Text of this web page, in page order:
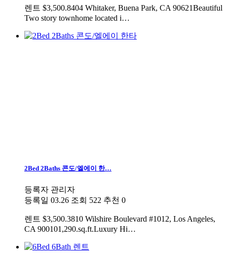
렌트 $3,500.8404 Whitaker, Buena Park, CA 90621Beautiful
Two story townhome located i…
2Bed 2Baths 콘도/엘에이 한…
등록자 관리자
등록일 03.26 조회 522 추천 0
렌트 $3,500.3810 Wilshire Boulevard #1012, Los Angeles,
CA 900101,290.sq.ft.Luxury Hi…